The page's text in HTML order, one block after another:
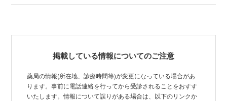
掲載している情報についてのご注意
薬局の情報(所在地、診療時間等)が変更になっている場合があ
ります。事前に電話連絡を行ってから受診されることをおすす
いたします。情報について誤りがある場合は、以下のリンクか